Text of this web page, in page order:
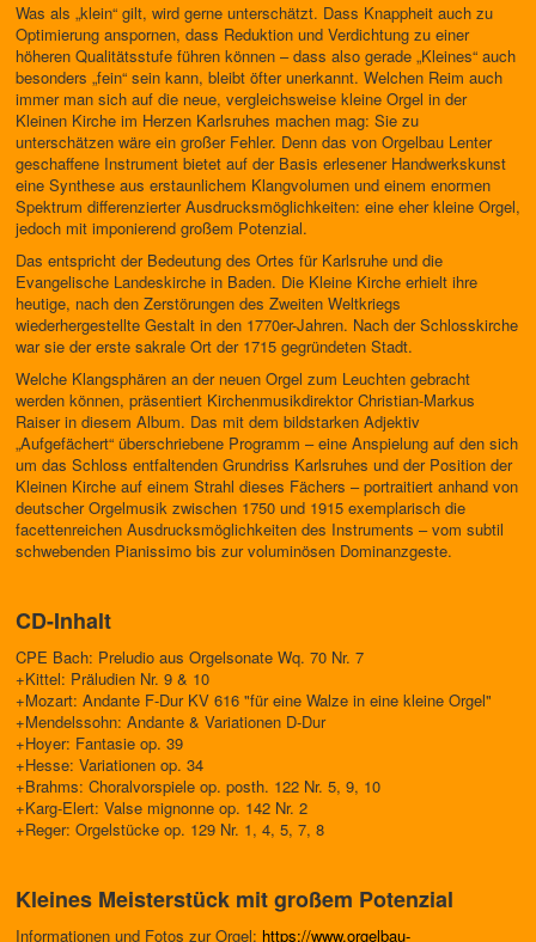
Was als „klein“ gilt, wird gerne unterschätzt. Dass Knappheit auch zu
Optimierung anspornen, dass Reduktion und Verdichtung zu einer
höheren Qualitätsstufe führen können – dass also gerade „Kleines“ auch
besonders „fein“ sein kann, bleibt öfter unerkannt. Welchen Reim auch
immer man sich auf die neue, vergleichsweise kleine Orgel in der
Kleinen Kirche im Herzen Karlsruhes machen mag: Sie zu
unterschätzen wäre ein großer Fehler. Denn das von Orgelbau Lenter
geschaffene Instrument bietet auf der Basis erlesener Handwerkskunst
eine Synthese aus erstaunlichem Klangvolumen und einem enormen
Spektrum differenzierter Ausdrucksmöglichkeiten: eine eher kleine Orgel,
jedoch mit imponierend großem Potenzial.
Das entspricht der Bedeutung des Ortes für Karlsruhe und die
Evangelische Landeskirche in Baden. Die Kleine Kirche erhielt ihre
heutige, nach den Zerstörungen des Zweiten Weltkriegs
wiederhergestellte Gestalt in den 1770er-Jahren. Nach der Schlosskirche
war sie der erste sakrale Ort der 1715 gegründeten Stadt.
Welche Klangsphären an der neuen Orgel zum Leuchten gebracht
werden können, präsentiert Kirchenmusikdirektor Christian-Markus
Raiser in diesem Album. Das mit dem bildstarken Adjektiv
„Aufgefächert“ überschriebene Programm – eine Anspielung auf den sich
um das Schloss entfaltenden Grundriss Karlsruhes und der Position der
Kleinen Kirche auf einem Strahl dieses Fächers – portraitiert anhand von
deutscher Orgelmusik zwischen 1750 und 1915 exemplarisch die
facettenreichen Ausdrucksmöglichkeiten des Instruments – vom subtil
schwebenden Pianissimo bis zur voluminösen Dominanzgeste.
CD-Inhalt
CPE Bach: Preludio aus Orgelsonate Wq. 70 Nr. 7
+Kittel: Präludien Nr. 9 & 10
+Mozart: Andante F-Dur KV 616 "für eine Walze in eine kleine Orgel"
+Mendelssohn: Andante & Variationen D-Dur
+Hoyer: Fantasie op. 39
+Hesse: Variationen op. 34
+Brahms: Choralvorspiele op. posth. 122 Nr. 5, 9, 10
+Karg-Elert: Valse mignonne op. 142 Nr. 2
+Reger: Orgelstücke op. 129 Nr. 1, 4, 5, 7, 8
Kleines Meisterstück mit großem Potenzial
Informationen und Fotos zur Orgel: https://www.orgelbau-